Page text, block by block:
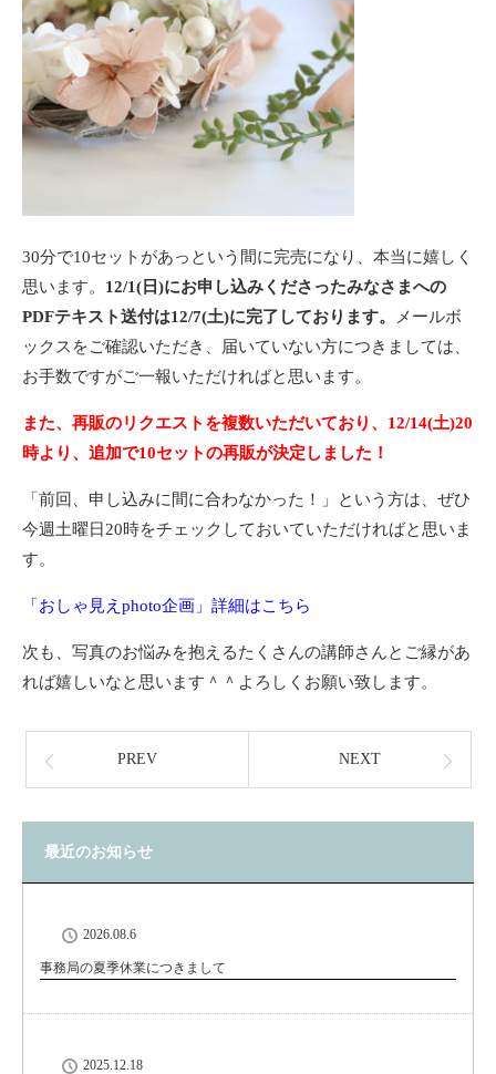
30分で10セットがあっという間に完売になり、本当に嬉しく
思います。 12/1(日)にお申し込みくださったみなさまへの
PDFテキスト送付は12/7(土)に完了しております。
メールボ
ックスをご確認いただき、届いていない方につきましては、
お手数ですがご一報いただければと思います。
また、再販のリクエストを複数いただいており、12/14(土)20
時より、追加で10セットの再販が決定しました！
「前回、申し込みに間に合わなかった！」という方は、ぜひ
今週土曜日20時をチェックしておいていただければと思いま
す。
「おしゃ見えphoto企画」詳細はこちら
次も、写真のお悩みを抱えるたくさんの講師さんとご縁があ
れば嬉しいなと思います＾＾よろしくお願い致します。
PREV NEXT
最近のお知らせ
2026.08.6
事務局の夏季休業につきまして
2025.12.18